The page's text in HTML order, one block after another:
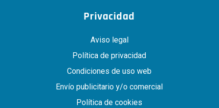
Privacidad
Aviso legal
Política de privacidad
Condiciones de uso web
Envío publicitario y/o comercial
Política de cookies